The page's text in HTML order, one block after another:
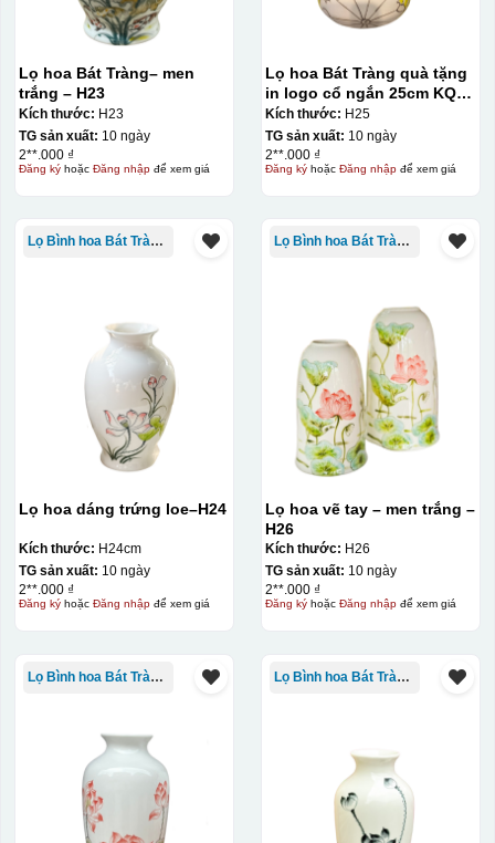
In Decal
IN Decal lên GỐM SỨ
Bước 1: Tạo khuôn in để tạo ra Decal Bước 2: Dán
trước khi dán nó lên gốm sứ, xưởng in sẽ in lên 1 loại
Decal được in xong, sẽ có 1 nền vàng phía dưới
Lọ hoa Bát Tràng– men
trắng – H23
Kích thước: H23
TG sản xuất: 10 ngày
2**.000 ₫
Đăng kýhoặc Đăng nhậpđể xem giá
Lọ hoa Bát Tràng quà tặng
in logo cổ ngắn 25cm KQ-
LH02
Kích thước: H25
TG sản xuất: 10 ngày
2**.000 ₫
Đăng kýhoặc Đăng nhậpđể xem giá
Lọ Bình hoa Bát Tràng in logo
Lọ hoa dáng trứng loe–H24
Kích thước: H24cm
TG sản xuất: 10 ngày
2**.000 ₫
Đăng kýhoặc Đăng nhậpđể xem giá
Lọ Bình hoa Bát Tràng in logo
Lọ hoa vẽ tay – men trắng –
H26
Kích thước: H26
TG sản xuất: 10 ngày
2**.000 ₫
Đăng kýhoặc Đăng nhậpđể xem giá
Lọ Bình hoa Bát Tràng in logo Lọ Bình hoa Bát Tràng in logo